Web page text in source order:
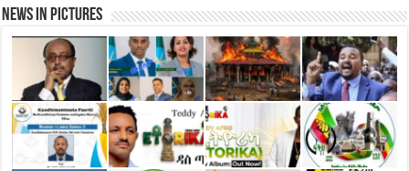
News in Pictures